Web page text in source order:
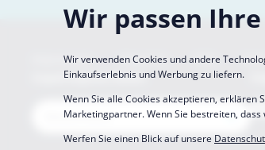
Impressum About Us FAQ
CopaCoupona Seiten
Wir passen
Wir verwenden Cookies und andere
Einkaufserlebnis und Werbung zu liefern.
Wenn Sie alle Cookies akzeptieren, erklären
Marketingpartner. Wenn Sie bestreiten,
Werfen Sie einen Blick auf unsere